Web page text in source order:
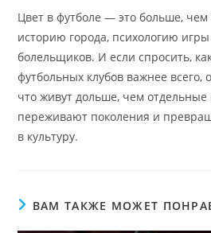
Цвет в футболе — это больше, чем
историю города, психологию
болельщиков. И если спросить,
футбольных клубов важнее всего,
что живут дольше, чем
переживают поколения и
в культуру.
ВАМ ТАКЖЕ МОЖЕТ